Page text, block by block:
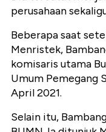
perusahaan
Beberapa saat
Menristek,
komisaris utama
Umum Pemegang
April 2021.
Selain itu,